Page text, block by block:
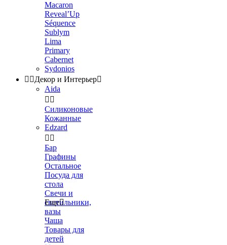
Macaron
Reveal’Up
Séquence
Sublym
Lima
Primary
Cabernet
Sydonios
 Декор и Интерьер
Aida
 
Силиконовые
Кожанные
Edzard
 
Бар
Графины
Остальное
Посуда для
стола
Свечи и
светильники,
вазы
Чаша
Товары для
детей
Еще